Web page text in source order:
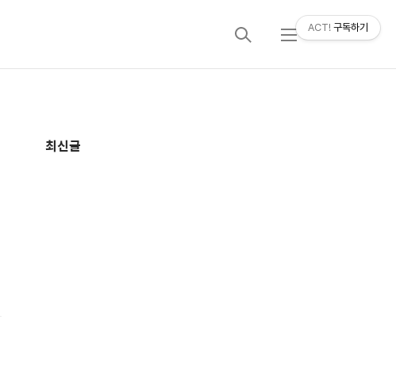
검
메
추
최신글
ACT! 구독하기